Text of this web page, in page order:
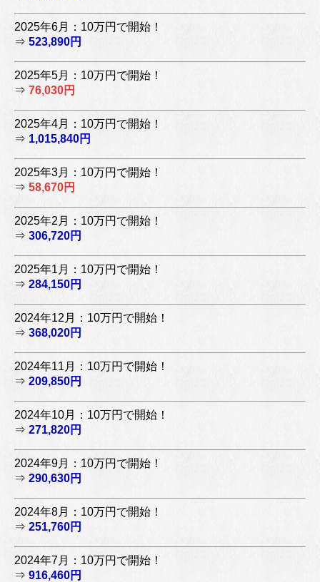
2025年6月：10万円で開始！
⇒ 523,890円
2025年5月：10万円で開始！
⇒ 76,030円
2025年4月：10万円で開始！
⇒ 1,015,840円
2025年3月：10万円で開始！
⇒ 58,670円
2025年2月：10万円で開始！
⇒ 306,720円
2025年1月：10万円で開始！
⇒ 284,150円
2024年12月：10万円で開始！
⇒ 368,020円
2024年11月：10万円で開始！
⇒ 209,850円
2024年10月：10万円で開始！
⇒ 271,820円
2024年9月：10万円で開始！
⇒ 290,630円
2024年8月：10万円で開始！
⇒ 251,760円
2024年7月：10万円で開始！
⇒ 916,460円